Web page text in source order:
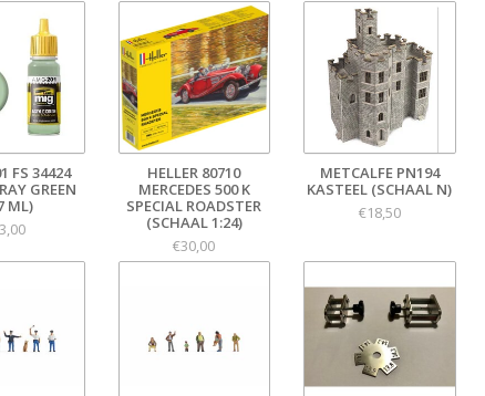
FS 34424
GREEN
ML)
HELLER 80710
MERCEDES 500 K
SPECIAL ROADSTER
(SCHAAL 1:24)
€30,00
METCALFE PN194
KASTEEL (SCHAAL N)
€18,50